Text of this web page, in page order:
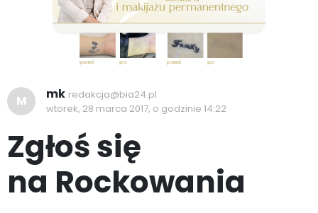
M mk redakcja@bia24.pl
wtorek, 28 marca 2017, o godzinie 14:22
Zgłoś się
na Rockowania